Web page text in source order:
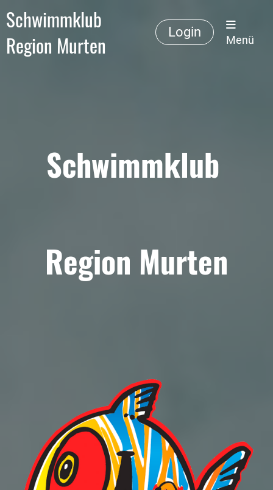
Schwimmklub
Region Murten
Login
Menü
Schwimmklub
Region Murten